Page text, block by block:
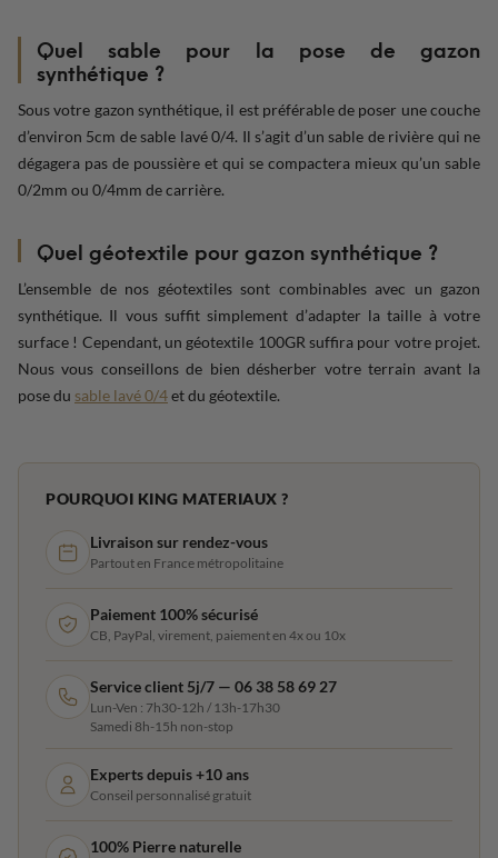
Quel sable pour la pose de gazon
synthétique ?
Sous votre gazon synthétique, il est préférable de poser une couche
d’environ 5cm de sable lavé 0/4. Il s’agit d’un sable de rivière qui ne
dégagera pas de poussière et qui se compactera mieux qu’un sable
0/2mm ou 0/4mm de carrière.
Quel géotextile pour gazon synthétique ?
L’ensemble de nos géotextiles sont combinables avec un gazon
synthétique. Il vous suffit simplement d’adapter la taille à votre
surface ! Cependant, un géotextile 100GR suffira pour votre projet.
Nous vous conseillons de bien désherber votre terrain avant la
pose du sable lavé 0/4et du géotextile.
POURQUOI KING MATERIAUX ?
Livraison sur rendez-vous
Partout en France métropolitaine
Paiement 100% sécurisé
CB, PayPal, virement, paiement en 4x ou 10x
Service client 5j/7 — 06 38 58 69 27
Lun-Ven : 7h30-12h / 13h-17h30
Samedi 8h-15h non-stop
Experts depuis +10 ans
Conseil personnalisé gratuit
100% Pierre naturelle